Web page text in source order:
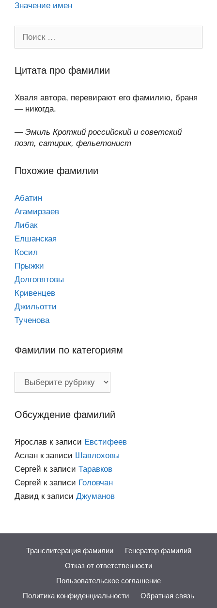
Значение имен
Цитата про фамилии
Хваля автора, перевирают его фамилию, браня
— никогда.
— Эмиль Кроткий российский и советский
поэт, сатирик, фельетонист
Похожие фамилии
Абатин
Агамирзаев
Либак
Елшанская
Косил
Прыжки
Долгопятовы
Кривенцев
Джильотти
Тученова
Фамилии по категориям
Фамилии
Обсуждение фамилий
Ярослав к записи Евстифеев
Аслан к записи Шавлоховы
Сергей к записи Таравков
Сергей к записи Головчан
Давид к записи Джуманов
Транслитерация фамилии
Генератор фамилий
Отказ от ответственности
Пользовательское соглашение
Политика конфиденциальности
Обратная связь